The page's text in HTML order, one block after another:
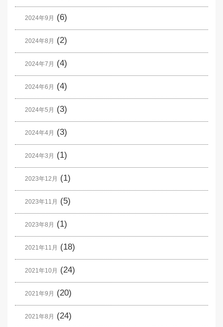
2024年9月 (6)
2024年8月 (2)
2024年7月 (4)
2024年6月 (4)
2024年5月 (3)
2024年4月 (3)
2024年3月 (1)
2023年12月 (1)
2023年11月 (5)
2023年8月 (1)
2021年11月 (18)
2021年10月 (24)
2021年9月 (20)
2021年8月 (24)